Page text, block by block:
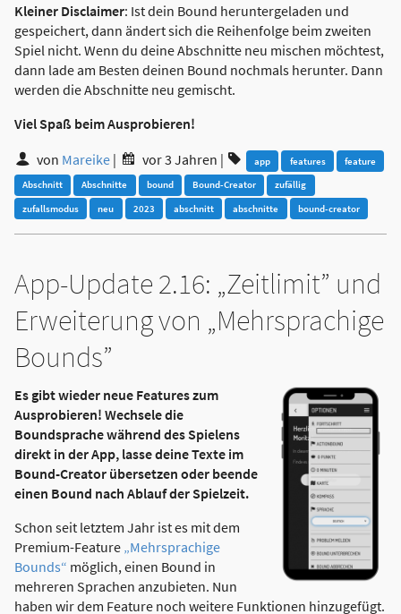
Kleiner Disclaimer: Ist dein Bound heruntergeladen und
gespeichert, dann ändert sich die Reihenfolge beim zweiten
Spiel nicht. Wenn du deine Abschnitte neu mischen möchtest,
dann lade am Besten deinen Bound nochmals herunter. Dann
werden die Abschnitte neu gemischt.
Viel Spaß beim Ausprobieren!
von Mareike | vor 3 Jahren | app features
feature
Abschnitt
Abschnitte bound Bound-Creator
zufällig
zufallsmodus
neu 2023 abschnitt abschnitte bound-creator
App-Update 2.16: „Zeitlimit” und
Erweiterung von „Mehrsprachige
Bounds”
Es gibt wieder neue Features zum
Ausprobieren! Wechsele die
Boundsprache während des Spielens
direkt in der App, lasse deine Texte im
Bound-Creator übersetzen oder beende
einen Bound nach Ablauf der Spielzeit.
Schon seit letztem Jahr ist es mit dem
Premium-Feature „Mehrsprachige
Bounds“ möglich, einen Bound in
mehreren Sprachen anzubieten. Nun
haben wir dem Feature noch weitere Funktionen hinzugefügt.